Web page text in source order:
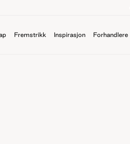
Fremstrikk Inspirasjon Forhandlere